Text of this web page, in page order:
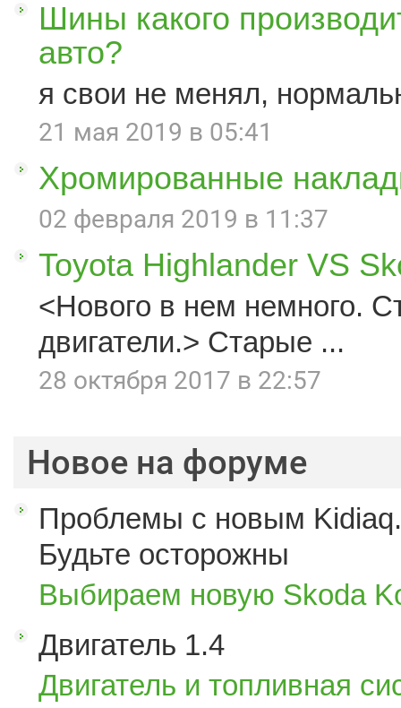
Шины какого
авто?
я свои не менял,
21 мая 2019 в 05:41
Хромированные
02 февраля 2019 в 11:37
Toyota Highlander VS
<Нового в нем немного.
двигатели.> Старые ...
28 октября 2017 в 22:57
Новое на форуме
Проблемы с новым
Будьте осторожны
Выбираем новую Skoda
Двигатель 1.4
Двигатель и топливная